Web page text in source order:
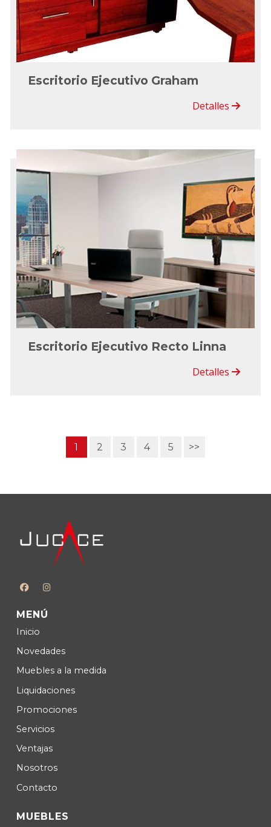
Escritorio Ejecutivo Graham
Detalles
Escritorio Ejecutivo Recto Linna
Detalles
1 2 3 4 5 >>
MENÚ
Inicio
Novedades
Muebles a la medida
Liquidaciones
Promociones
Servicios
Ventajas
Nosotros
Contacto
MUEBLES